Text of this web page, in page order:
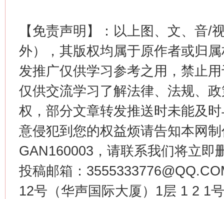
【免责声明】：以上图、文、音/
外），其版权均属于原作者或归
发推广仅供学习参考之用，禁止
仅供交流学习了解法律、法规、
权，部分文章转发推送时未能及
意侵犯到您的权益烦请告知本网
GAN160003，请联系我们将立即
投稿邮箱：
12号（华声国际大厦）1层 1 2 1
这是一记警钟！ 谢
在谋一域中谋全局
今